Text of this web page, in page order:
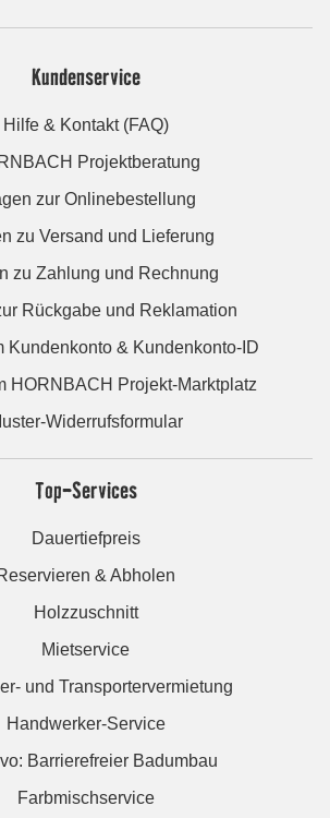
Kundenservice
Hilfe & Kontakt (FAQ)
Projektberatung
zur Onlinebestellung
zu Versand und Lieferung
zu Zahlung und Rechnung
Rückgabe und Reklamation
Kundenkonto & Kundenkonto-ID
HORNBACH Projekt-Marktplatz
Widerrufsformular
Top-Services
Dauertiefpreis
& Abholen
Holzzuschnitt
Mietservice
und Transportervermietung
Handwerker-Service
Barrierefreier Badumbau
Farbmischservice